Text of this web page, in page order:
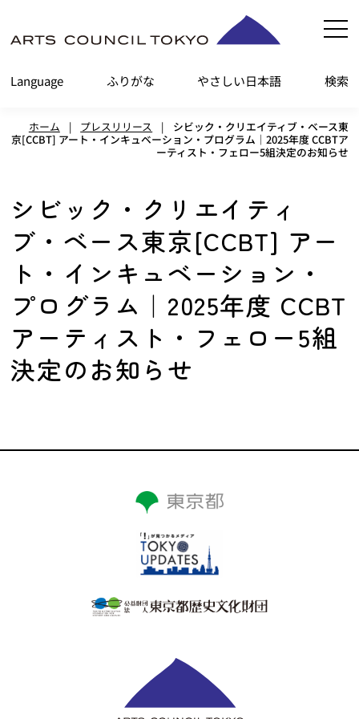
Language ふりがな やさしい日本語 検索
ホーム | プレスリリース |
シビック・クリエイティブ・ベース東
京[CCBT] アート・インキュベーション・プログラム｜2025年度 CCBTア
ーティスト・フェロー5組決定のお知らせ
シビック・クリエイティ
ブ・ベース東京[CCBT] アー
ト・インキュベーション・
プログラム｜2025年度 CCBT
アーティスト・フェロー5組
決定のお知らせ